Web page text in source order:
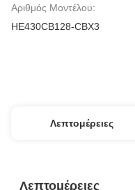
Αριθμός Μοντέλου:
HE430CB128-CBX3
Λεπτομέρειες
Λεπτομέρειες